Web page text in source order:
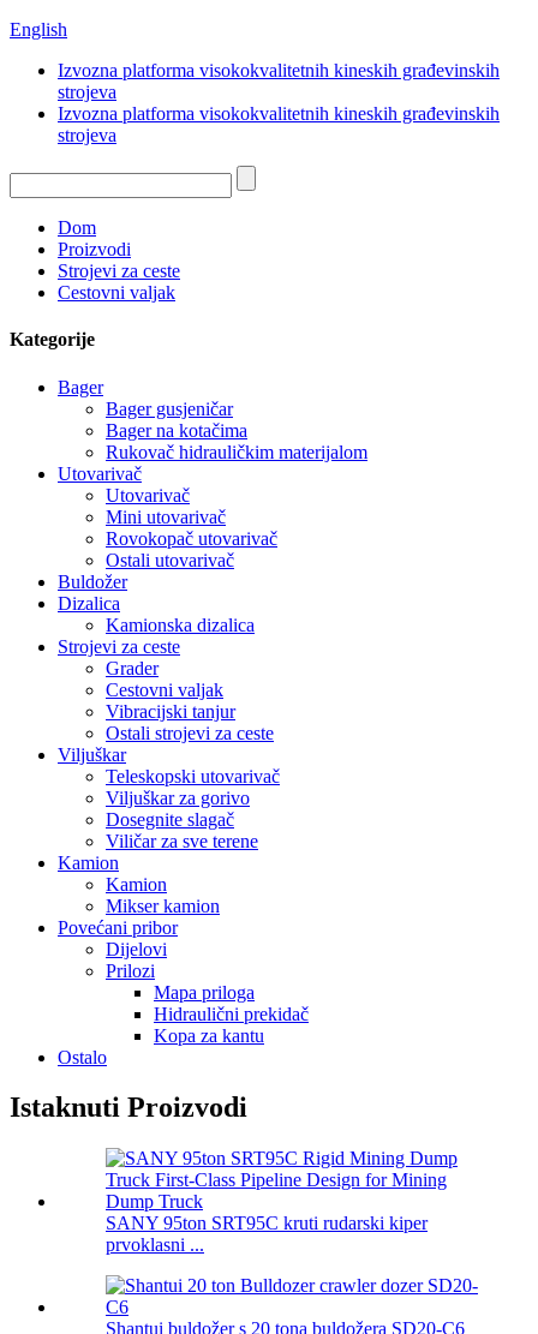
English
Izvozna platforma visokokvalitetnih kineskih građevinskih
strojeva
Izvozna platforma visokokvalitetnih kineskih građevinskih
strojeva
Dom
Proizvodi
Strojevi za ceste
Cestovni valjak
Kategorije
Bager
Bager gusjeničar
Bager na kotačima
Rukovač hidrauličkim materijalom
Utovarivač
Utovarivač
Mini utovarivač
Rovokopač utovarivač
Ostali utovarivač
Buldožer
Dizalica
Kamionska dizalica
Strojevi za ceste
Grader
Cestovni valjak
Vibracijski tanjur
Ostali strojevi za ceste
Viljuškar
Teleskopski utovarivač
Viljuškar za gorivo
Dosegnite slagač
Viličar za sve terene
Kamion
Kamion
Mikser kamion
Povećani pribor
Dijelovi
Prilozi
Mapa priloga
Hidraulični prekidač
Kopa za kantu
Ostalo
Istaknuti Proizvodi
SANY 95ton SRT95C kruti rudarski kiper
prvoklasni ...
Shantui buldožer s 20 tona buldožera SD20-C6